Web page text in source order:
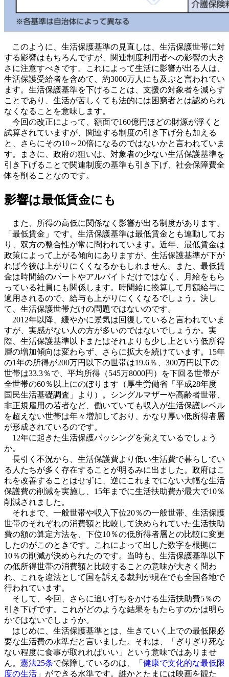
このように、生活保護基準の見直しは、生活保護世帯に対
する影響はもちろんですが、関連制度利用者への影響の大き
さに注意すべきです。これによって生活に影響が出る人は、
生活保護受給者を含めて、約3000万人にも及ぶと言われてい
ます。生活保護基準を下げることは、支援の対象者を減らす
ことであり、生活が苦しくても法的には困窮者とは認められ
なくなることを意味します。
今回の改正によって、額面で160億円ほどの財源が浮くと
試算されていますが、関連する制度の引き下げ分も加える
と、さらにその10～20倍になるのではないかと言われていま
す。まさに、政府の狙いは、対象者の少ない生活保護基準を
引き下げることで関連制度の基準も引き下げ、社会保障費全
体を削ることなのです。
影響は最低賃金にも
また、所得の高低に関係なく影響が出る制度があります。
「最低賃金」 です。生活保護基準は最低賃金とも連動してお
り、双方の整合性が常に問われています。近年、最低賃金は
政策によって上がる傾向にありますが、生活保護基準が下が
れば今後は上がりにくくなるかもしれません。また、最低賃
金は時間給のパートやアルバイトだけではなく、月給をもら
っている社員にも関係します。時間給に換算して月額給与に
適用されるので、給与も上がりにくくなるでしょう。決し
て、生活保護世帯だけの問題ではないのです。
2012年以降、緩やかに景気は回復していると言われていま
すが、実感がない人の方が多いのではないでしょうか。実
際、生活保護基準以下またはそれよりも少し上という低所得
層の増加傾向は変わらず、さらに拡大を続けています。15年
の1年の所得が200万円以下の世帯は19.6％、300万円以下の
世帯は33.3％で、平均所得（545万8000円）を下回る世帯が
全世帯の60％以上にのぼります（厚生労働省「平成28年度
国民生活基礎調査」より）。シングルマザーや高齢者世帯、
非正規雇用の若者など、働いていても収入が生活保護レベル
を超えない世帯は年々増加しており、かなり厚い低所得者層
が形成されているのです。
12年に起きた生活保護バッシングを覚えているでしょう
か。
長引く不況から、生活保護費より低い生活費で暮らしてい
る人たちが多く存在することが明るみに出ました。政府はこ
れを改善することはせずに、逆にこれまでにない大幅な生活
保護費の削減を実施し、15年までに生活扶助費が最大で10％
削減されました。
それまで、一般世帯や収入下位20％の一般世帯、生活保護
世帯のそれぞれの消費額と比較して決められていた生活扶助
費の額の算定方法を、下位10％の低所得者層との比較に変更
したのがこのときです。これによって出した数字を根拠に
10％の削減が決められたのです。当時も、生活保護基準以下
の低所得世帯の消費額と比較することの意味が大きく問わ
れ、これを違法として国を訴える裁判が現在でも全国各地で
行われています。
そして、今回、さらに追い打ちをかける生活扶助費5％の
引き下げです。これがどのような結果をもたらすのかは明ら
かではないでしょうか。
はじめに、生活保護基準とは、生きていく上での最低限必
要な生活費の水準だと言いました。それは、「ぎりぎり死な
ない程度に食事が取れればいい」という意味ではありませ
ん。 憲法25条で保障しているのは、「 健康で文化的な最低限
度の生活 」ができる水準です。誰かとたまには映画を観た